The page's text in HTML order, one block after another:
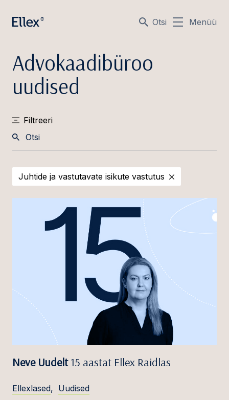
Otsi Menüü
Advokaadibüroo
uudised
Filtreeri
Juhtide ja vastutavate isikute vastutus
Neve Uudelt15 aastat Ellex Raidlas
Ellexlased, Uudised